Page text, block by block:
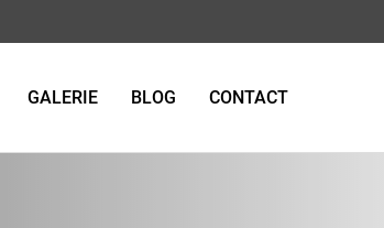
GALERIE BLOG CONTACT